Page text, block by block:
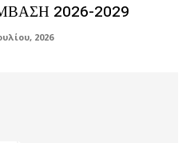
2026-2029
2026